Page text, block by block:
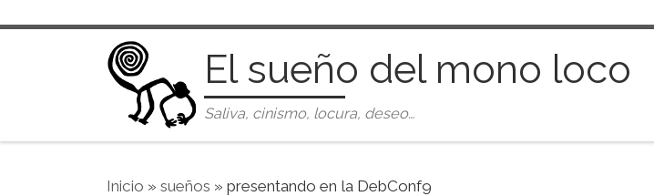
Saltar al contenido
El sueño del mono loco
Saliva, cinismo, locura, deseo…
Inicio » sueños » presentando en la DebConf9